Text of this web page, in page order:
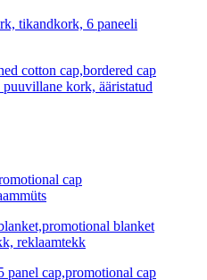
tikandkork, 6 paneeli
kork, ääristatud
reklaamtekk